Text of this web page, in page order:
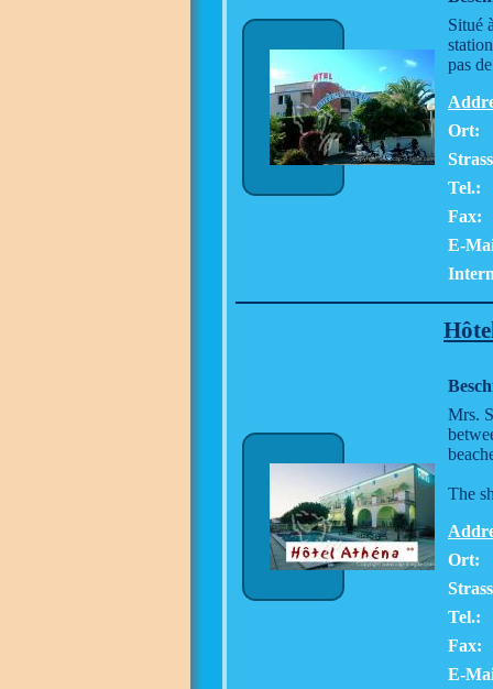
Situé
pas
Ort:
Tel.:
Fax:
E-
Mrs.
The
Ort:
Tel.:
Fax:
E-